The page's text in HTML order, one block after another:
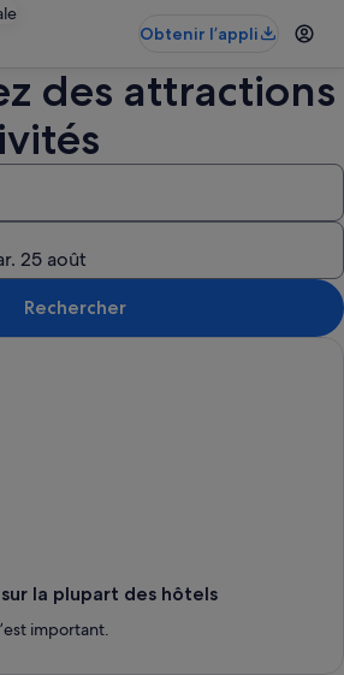
Obtenir l’appli
des attractions
25 août
Rechercher
la plupart des hôtels
important.